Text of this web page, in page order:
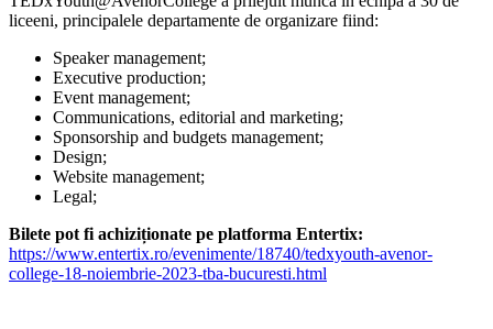
Speaker management;
Event management;
Communications, editorial and marketing;
Sponsorship and budgets management;
Design;
Website management;
Legal;
Bilete pot fi achiziționate pe platforma Entertix:
https://www.entertix.ro/evenimente/18740/tedxyouth-avenor-
college-18-noiembrie-2023-tba-bucuresti.html